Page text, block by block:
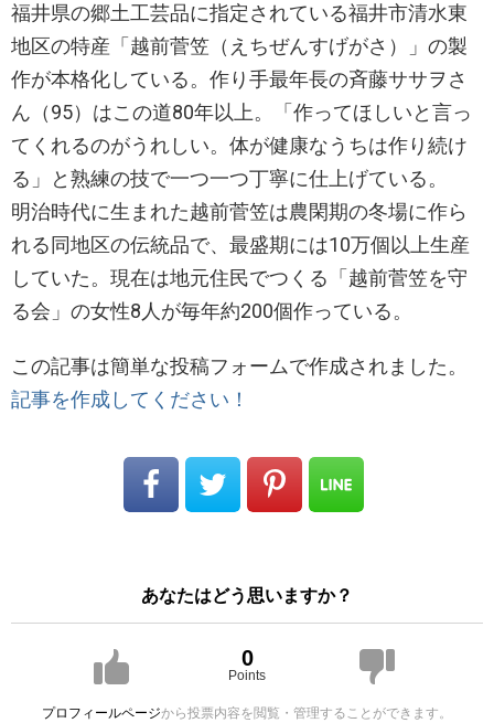
福井県の郷土工芸品に指定されている福井市清水東
地区の特産「越前菅笠（えちぜんすげがさ）」の製
作が本格化している。作り手最年長の斉藤ササヲさ
ん（95）はこの道80年以上。「作ってほしいと言っ
てくれるのがうれしい。体が健康なうちは作り続け
る」と熟練の技で一つ一つ丁寧に仕上げている。
明治時代に生まれた越前菅笠は農閑期の冬場に作ら
れる同地区の伝統品で、最盛期には10万個以上生産
していた。現在は地元住民でつくる「越前菅笠を守
る会」の女性8人が毎年約200個作っている。
この記事は簡単な投稿フォームで作成されました。
記事を作成してください！
あなたはどう思いますか？
0
Points
プロフィールページから投票内容を閲覧・管理することができます。